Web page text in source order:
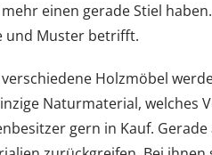
einen gerade Stiel
und Muster betrifft.
Holzmöbel
Naturmaterial, welches
gern in Kauf.